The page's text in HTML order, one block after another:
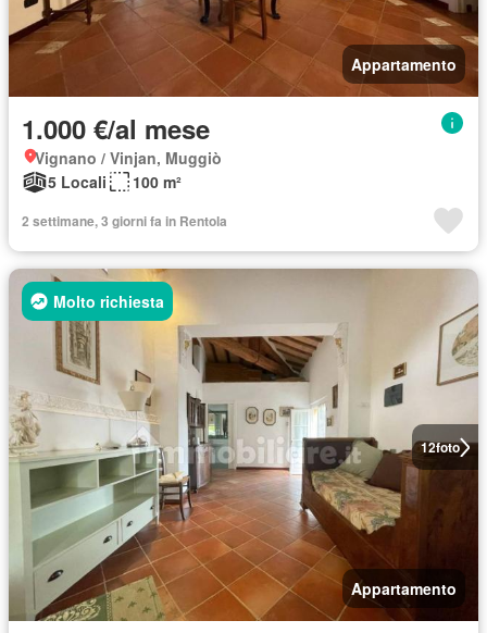
Appartamento
1.000 €/al mese
Vignano / Vinjan, Muggiò
5 Locali
100 m²
2 settimane, 3 giorni fa in Rentola
12foto
Molto richiesta
Appartamento